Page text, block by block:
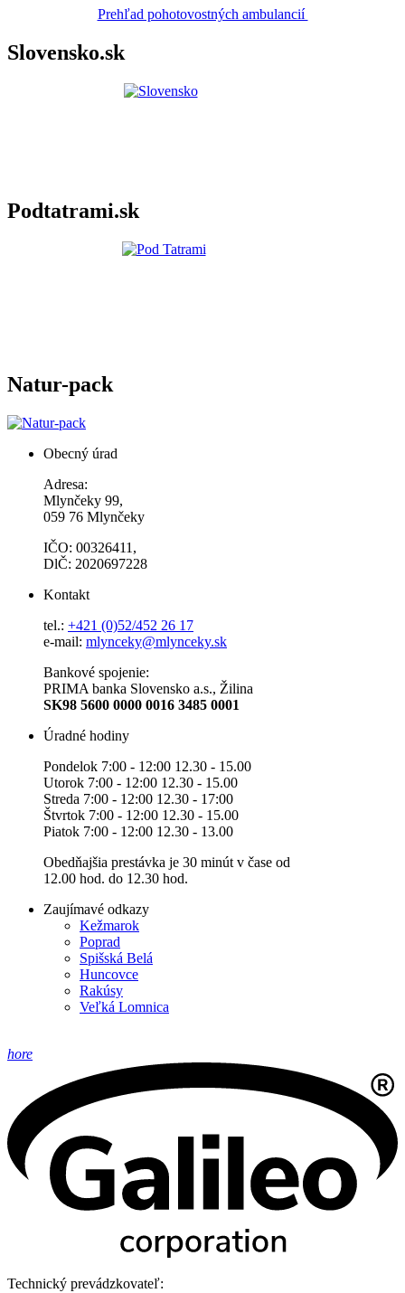
Prehľad pohotovostných ambulancií
Slovensko.sk
Podtatrami.sk
Natur-pack
Obecný úrad
Adresa:
Mlynčeky 99,
059 76 Mlynčeky
IČO: 00326411,
DlČ: 2020697228
Kontakt
tel.: +421 (0)52/452 26 17
e-mail: mlynceky@mlynceky.sk
Bankové spojenie:
PRIMA banka Slovensko a.s., Žilina
SK98 5600 0000 0016 3485 0001
Úradné hodiny
Pondelok 7:00 - 12:00 12.30 - 15.00
Utorok 7:00 - 12:00 12.30 - 15.00
Streda 7:00 - 12:00 12.30 - 17:00
Štvrtok 7:00 - 12:00 12.30 - 15.00
Piatok 7:00 - 12:00 12.30 - 13.00
Obedňajšia prestávka je 30 minút v čase od
12.00 hod. do 12.30 hod.
Zaujímavé odkazy
Kežmarok
Poprad
Spišská Belá
Huncovce
Rakúsy
Veľká Lomnica
hore
Technický prevádzkovateľ: